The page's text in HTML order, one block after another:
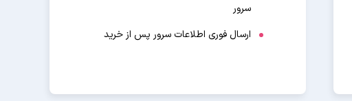
سرور
ارسال فوری اطلاعات سرور پس از خرید